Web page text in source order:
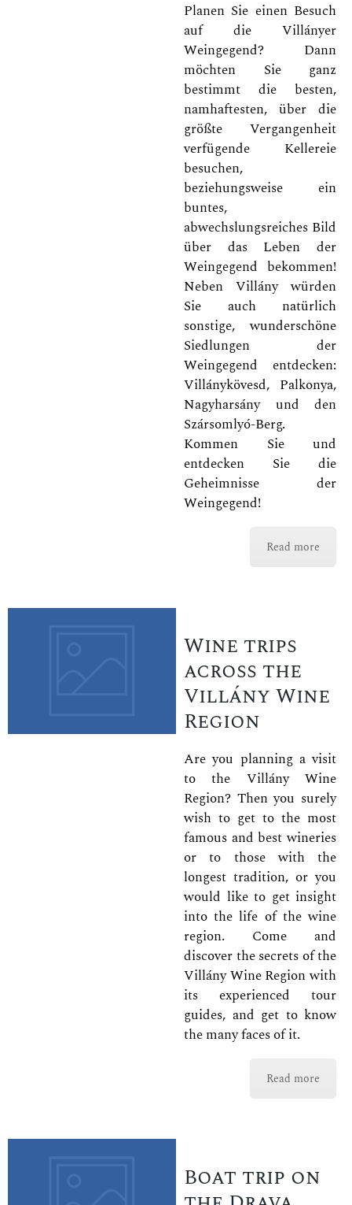
Planen Sie einen Besuch
auf die Villányer
Weingegend? Dann
möchten Sie ganz
bestimmt die besten,
namhaftesten, über die
größte Vergangenheit
verfügende Kellereie
besuchen,
beziehungsweise ein
buntes,
abwechslungsreiches Bild
über das Leben der
Weingegend bekommen!
Neben Villány würden
Sie auch natürlich
sonstige, wunderschöne
Siedlungen der
Weingegend entdecken:
Villánykövesd, Palkonya,
Nagyharsány und den
Szársomlyó-Berg.
Kommen Sie und
entdecken Sie die
Geheimnisse der
Weingegend!
Read more
Wine trips
across the
Villány Wine
Region
Are you planning a visit
to the Villány Wine
Region? Then you surely
wish to get to the most
famous and best wineries
or to those with the
longest tradition, or you
would like to get insight
into the life of the wine
region. Come and
discover the secrets of the
Villány Wine Region with
its experienced tour
guides, and get to know
the many faces of it.
Read more
Boat trip on